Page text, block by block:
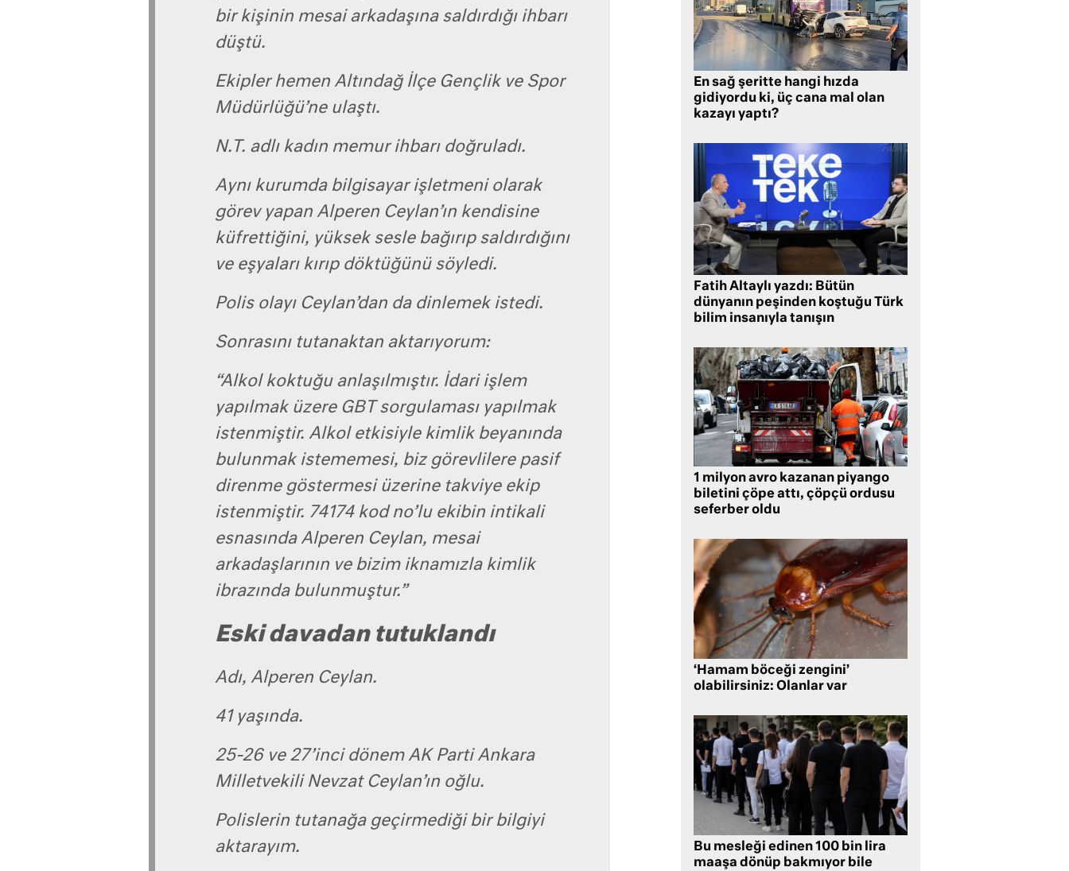
bir kişinin mesai arkadaşına saldırdığı ihbarı
düştü.
Ekipler hemen Altındağ İlçe Gençlik ve Spor
Müdürlüğü’ne ulaştı.
N.T. adlı kadın memur ihbarı doğruladı.
Aynı kurumda bilgisayar işletmeni olarak
görev yapan Alperen Ceylan’ın kendisine
küfrettiğini, yüksek sesle bağırıp saldırdığını
ve eşyaları kırıp döktüğünü söyledi.
Polis olayı Ceylan’dan da dinlemek istedi.
Sonrasını tutanaktan aktarıyorum:
“Alkol koktuğu anlaşılmıştır. İdari işlem
yapılmak üzere GBT sorgulaması yapılmak
istenmiştir. Alkol etkisiyle kimlik beyanında
bulunmak istememesi, biz görevlilere pasif
direnme göstermesi üzerine takviye ekip
istenmiştir. 74174 kod no’lu ekibin intikali
esnasında Alperen Ceylan, mesai
arkadaşlarının ve bizim iknamızla kimlik
ibrazında bulunmuştur.”
Eski davadan tutuklandı
Adı, Alperen Ceylan.
41 yaşında.
25-26 ve 27’inci dönem AK Parti Ankara
Milletvekili Nevzat Ceylan’ın oğlu.
Polislerin tutanağa geçirmediği bir bilgiyi
aktarayım.
En sağ şeritte hangi hızda
gidiyordu ki, üç cana mal olan
kazayı yaptı?
Fatih Altaylı yazdı: Bütün
dünyanın peşinden koştuğu Türk
bilim insanıyla tanışın
1 milyon avro kazanan piyango
biletini çöpe attı, çöpçü ordusu
seferber oldu
‘Hamam böceği zengini’
olabilirsiniz: Olanlar var
Bu mesleği edinen 100 bin lira
maaşa dönüp bakmıyor bile